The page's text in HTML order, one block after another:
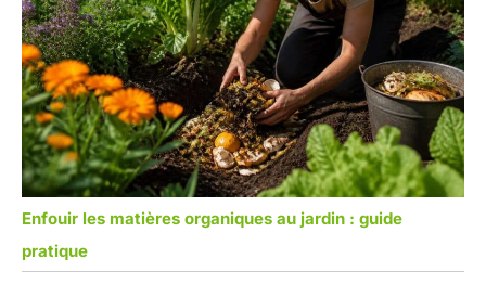
Enfouir les matières organiques au jardin : guide
pratique